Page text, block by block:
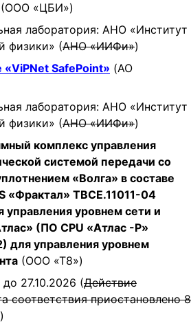
(ООО «ЦБИ»)
лаборатория: АНО «Институт
физики» (АНО «ИИФи»)
«ViPNet SafePoint» (АО
лаборатория: АНО «Институт
физики» (АНО «ИИФи»)
комплекс управления
системой передачи со
«Волга» в составе
«Фрактал» ТВСЕ.11011-04
управления уровнем сети и
(ПО CPU «Атлас -Р»
управления уровнем
(ООО «Т8»)
27.10.2026 (Действие
соответствия приостановлено 8
)